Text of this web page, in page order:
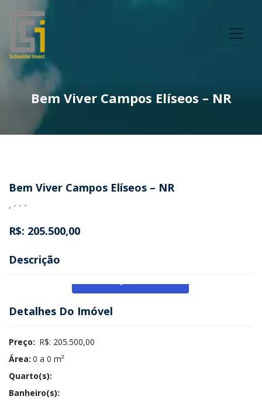
Bem Viver Campos Elíseos – NR
Bem Viver Campos Elíseos – NR
, - - -
R$: 205.500,00
Descrição
Detalhes Do Imóvel
Preço: R$: 205.500,00
Área: 0 a 0 m²
Quarto(s):
Banheiro(s):